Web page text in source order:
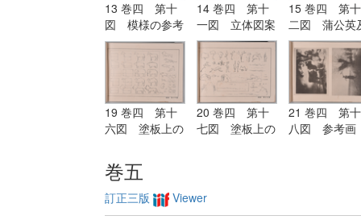
13 巻四 第十
図 模様の参考
図
14 巻四 第十
一図 立体図案
の参考図
15 巻四 第十
二図 蒲公英
び其の模様の
用画
19 巻四 第十
六図 塗板上の
くも宜し）
20 巻四 第十
七図 塗板上の
21 巻四 第十
八図 参考画
巻五
訂正三版 Viewer